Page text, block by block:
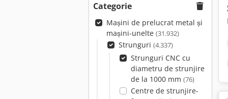
Categorie
Mașini de prelucrat metal și
mașini-unelte (31.932)
Strunguri (4.337)
Strunguri CNC cu
diametru de strunjire
de la 1000 mm (76)
Centre de strunjire-